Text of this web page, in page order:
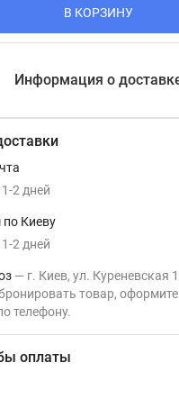
В КОРЗИНУ
Информация о
1-2 дней
Киеву
1-2 дней
г. Киев, ул. Куреневская
товар, оформите
телефону.
оплаты